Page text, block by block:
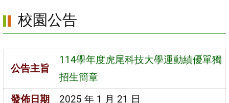
容
區
校園公告
公告主旨
114學年度虎尾科技大學運動績優單獨
招生簡章
發佈日期
2025 年 1 月 21 日